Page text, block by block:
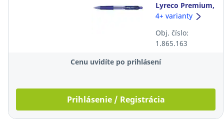
Lyreco Premium,
klikacie, 0,7 mm,
4+ varianty
Obj. číslo:
1.865.163
Cenu uvidíte po prihlásení
Prihlásenie / Registrácia